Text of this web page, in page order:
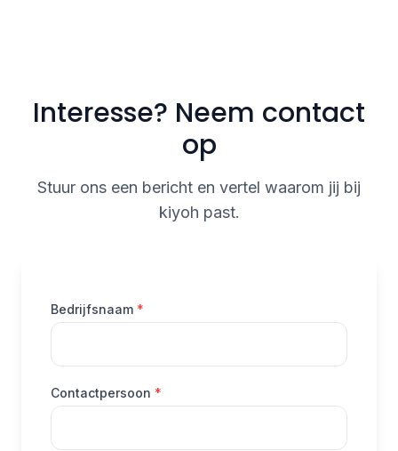
Interesse? Neem contact
op
Stuur ons een bericht en vertel waarom jij bij
kiyoh past.
Bedrijfsnaam *
Contactpersoon *